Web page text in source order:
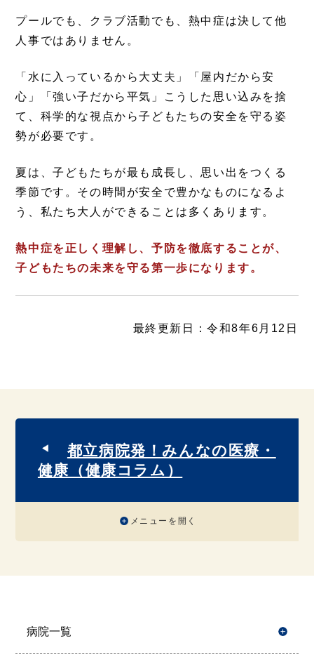
プールでも、クラブ活動でも、熱中症は決して他
人事ではありません。
「水に入っているから大丈夫」「屋内だから安
心」「強い子だから平気」こうした思い込みを捨
て、科学的な視点から子どもたちの安全を守る姿
勢が必要です。
夏は、子どもたちが最も成長し、思い出をつくる
季節です。その時間が安全で豊かなものになるよ
う、私たち大人ができることは多くあります。
熱中症を正しく理解し、予防を徹底することが、
子どもたちの未来を守る第一歩になります。
最終更新日：令和8年6月12日
都立病院発！みんなの医療・
健康（健康コラム）
メニューを開く
病院一覧